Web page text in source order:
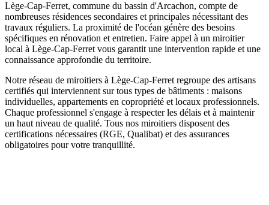
Lège-Cap-Ferret, commune du bassin d'Arcachon, compte de
nombreuses résidences secondaires et principales nécessitant des
travaux réguliers. La proximité de l'océan génère des besoins
spécifiques en rénovation et entretien. Faire appel à un miroitier
local à Lège-Cap-Ferret vous garantit une intervention rapide et une
connaissance approfondie du territoire.
Notre réseau de miroitiers à Lège-Cap-Ferret regroupe des artisans
certifiés qui interviennent sur tous types de bâtiments : maisons
individuelles, appartements en copropriété et locaux professionnels.
Chaque professionnel s'engage à respecter les délais et à maintenir
un haut niveau de qualité. Tous nos miroitiers disposent des
certifications nécessaires (RGE, Qualibat) et des assurances
obligatoires pour votre tranquillité.